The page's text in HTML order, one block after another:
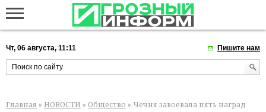
Чт, 06 августа, 11:11 Пишите нам
Главная » НОВОСТИ » Общество » Чечня завоевала пять наград